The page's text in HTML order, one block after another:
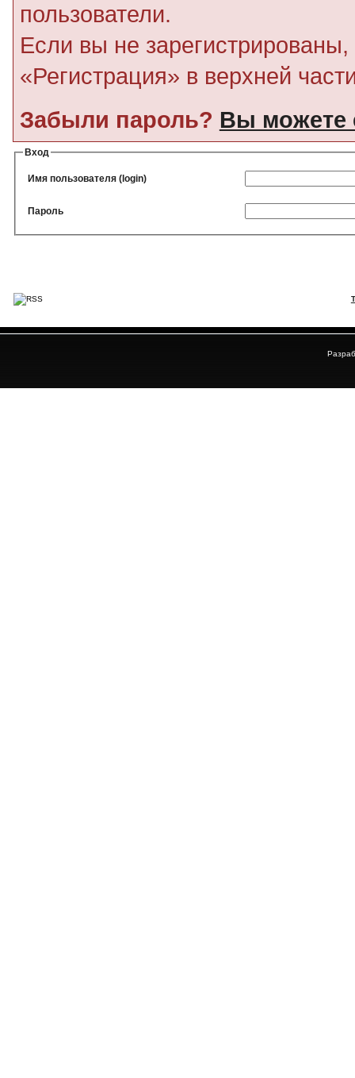
пользователи.
Если вы не
«Регистрация» в верхней
Забыли пароль? Вы можете
Вход
Имя пользователя (login)
Пароль